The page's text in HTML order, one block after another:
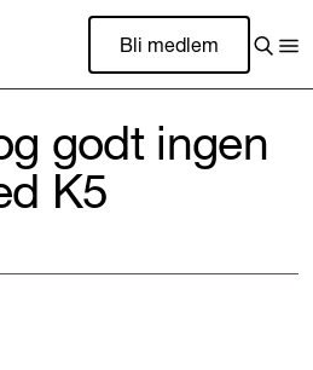
Bli medlem
godt ingen
K5